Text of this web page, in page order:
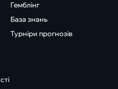
Гемблінг
База знань
Турніри прогнозів